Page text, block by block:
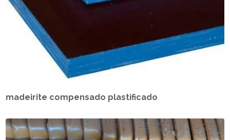
madeirite compensado plastificado